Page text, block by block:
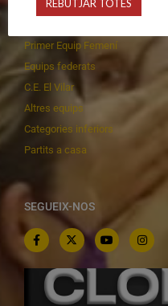
Primer Equip Femení
Equips federats
C.E. El Vilar
Altres equips
Categories inferiors
Partits a casa
SEGUEIX-NOS
REBUTJAR TOTES